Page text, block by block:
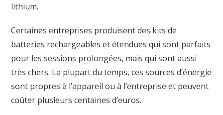
lithium.
Certaines entreprises produisent des kits de
batteries rechargeables et étendues qui sont parfaits
pour les sessions prolongées, mais qui sont aussi
très chers. La plupart du temps, ces sources d’énergie
sont propres à l’appareil ou à l’entreprise et peuvent
coûter plusieurs centaines d’euros.